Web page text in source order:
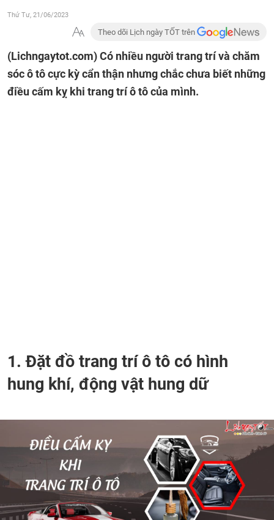
Thứ Tư, 21/06/2023
Theo dõi Lịch ngày TỐT trên
(Lichngaytot.com)Có nhiều người trang trí và chăm
sóc ô tô cực kỳ cẩn thận nhưng chắc chưa biết những
điều cấm kỵ khi trang trí ô tô của mình.
1. Đặt đồ trang trí ô tô có hình
hung khí, động vật hung dữ